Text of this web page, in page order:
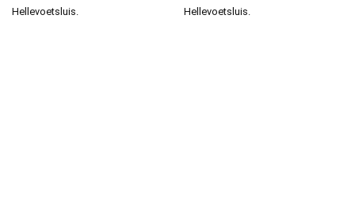
Hellevoetsluis.
Hellevoetsluis.